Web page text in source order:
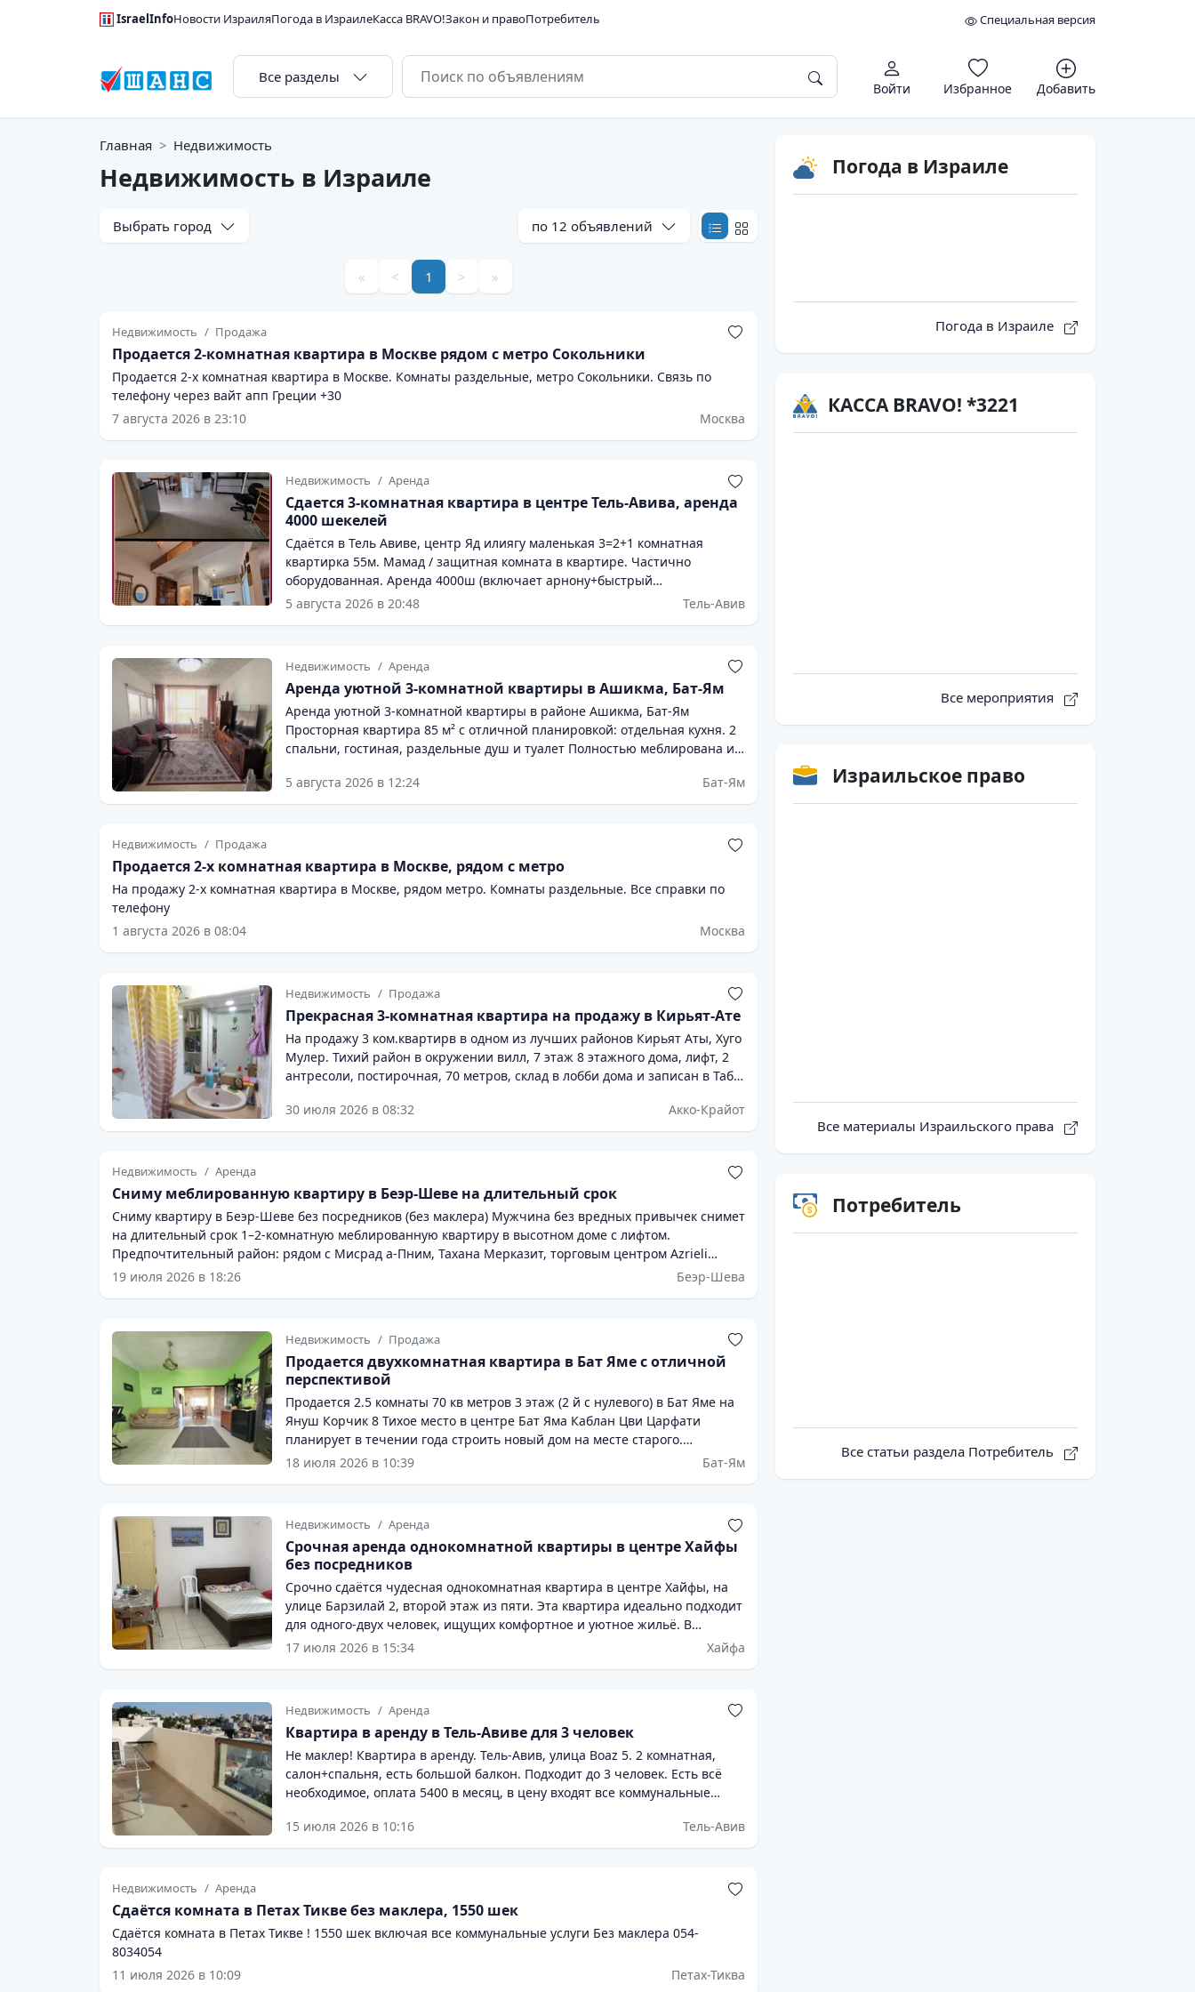
IsraelInfoНовости ИзраиляПогода в ИзраилеКасса BRAVO!Закон и правоПотребитель Специальная версия
Все разделы
Войти Избранное Добавить
Главная Недвижимость
Недвижимость в Израиле
Выбрать город по 12 объявлений
« < 1 > »
Недвижимость Продажа
Продается 2-комнатная квартира в Москве рядом с метро Сокольники
Продается 2-х комнатная квартира в Москве. Комнаты раздельные, метро Сокольники. Связь по
телефону через вайт апп Греции +30
7 августа 2026 в 23:10
Москва
Недвижимость Аренда
Сдается 3-комнатная квартира в центре Тель-Авива, аренда
4000 шекелей
Сдаётся в Тель Авиве, центр Яд илиягу маленькая 3=2+1 комнатная
квартирка 55м. Мамад / защитная комната в квартире. Частично
оборудованная. Аренда 4000ш (включает арнону+быстрый
интернет+ввад байт) ,Грантия -пикадон. не маклер
5 августа 2026 в 20:48 Тель-Авив
Недвижимость Аренда
Аренда уютной 3-комнатной квартиры в Ашикма, Бат-Ям
Аренда уютной 3-комнатной квартиры в районе Ашикма, Бат-Ям
Просторная квартира 85 м² с отличной планировкой: отдельная кухня. 2
спальни, гостиная, раздельные душ и туалет Полностью меблирована и
расположение.
5 августа 2026 в 12:24 Бат-Ям
Недвижимость Продажа
Продается 2-х комнатная квартира в Москве, рядом с метро
На продажу 2-х комнатная квартира в Москве, рядом метро. Комнаты раздельные. Все справки по
телефону
1 августа 2026 в 08:04
Москва
Недвижимость Продажа
Прекрасная 3-комнатная квартира на продажу в Кирьят-Ате
На продажу 3 ком.квартирв в одном из лучших районов Кирьят Аты, Хуго
Мулер. Тихий район в окружении вилл, 7 этаж 8 этажного дома, лифт, 2
антресоли, постирочная, 70 метров, склад в лобби дома и записан в Табо,
содержимым, включая мебель, электро товары (3 телевизора,
стиральная и сушильная машины, холодильник ) , домашние цветы и
30 июля 2026 в 08:32 Акко-Крайот
Недвижимость Аренда
Сниму меблированную квартиру в Беэр-Шеве на длительный срок
Сниму квартиру в Беэр-Шеве без посредников (без маклера) Мужчина без вредных привычек снимет
на длительный срок 1–2-комнатную меблированную квартиру в высотном доме с лифтом.
Предпочтительный район: рядом с Мисрад а-Пним, Тахана Мерказит, торговым центром Azrieli
Negev Mall. 📞 Игорь Телефон / WhatsApp: 054-286-6736 Звоните или пишите в WhatsApp. מחפש דירה
19 июля 2026 в 18:26 Беэр-Шева
Недвижимость Продажа
Продается двухкомнатная квартира в Бат Яме с отличной
перспективой
Продается 2.5 комнаты 70 кв метров 3 этаж (2 й с нулевого) в Бат Яме на
Януш Корчик 8 Тихое место в центре Бат Яма Каблан Цви Царфати
планирует в течении года строить новый дом на месте старого.
Прекрасная возможность сейчас купить 2.5 комнаты и получить 4
18 июля 2026 в 10:39 Бат-Ям
Недвижимость Аренда
Срочная аренда однокомнатной квартиры в центре Хайфы
без посредников
Срочно сдаётся чудесная однокомнатная квартира в центре Хайфы, на
улице Барзилай 2, второй этаж из пяти. Эта квартира идеально подходит
для одного-двух человек, ищущих комфортное и уютное жильё. В
квартире есть полностью оборудованная кухня с холодильником,
квартиры очень удобное — рядом остановки автобусов, рынок, станция
метронита №3 и поликлиника, что обеспечит комфорт и доступность всех
городских удобств. Квартира сдаётся полностью меблированной, что
позволит Вам сразу заехать и чувствовать себя как дома. Стоимость
аренды в 1700 шекелей Без посредников! Не упустите возможность снять
сейчас! 055-7712987
17 июля 2026 в 15:34 Хайфа
Недвижимость Аренда
Квартира в аренду в Тель-Авиве для 3 человек
Не маклер! Квартира в аренду. Тель-Авив, улица Boaz 5. 2 комнатная,
салон+спальня, есть большой балкон. Подходит до 3 человек. Есть всё
необходимое, оплата 5400 в месяц, в цену входят все коммунальные
15 июля 2026 в 10:16
Тель-Авив
Недвижимость Аренда
Сдаётся комната в Петах Тикве без маклера, 1550 шек
Сдаётся комната в Петах Тикве ! 1550 шек включая все коммунальные услуги Без маклера 054-
8034054
11 июля 2026 в 10:09
Петах-Тиква
Погода в Израиле
Погода в Израиле
КАССА BRAVO! *3221
Все мероприятия
Израильское право
Все материалы Израильского права
Потребитель
Все статьи раздела Потребитель